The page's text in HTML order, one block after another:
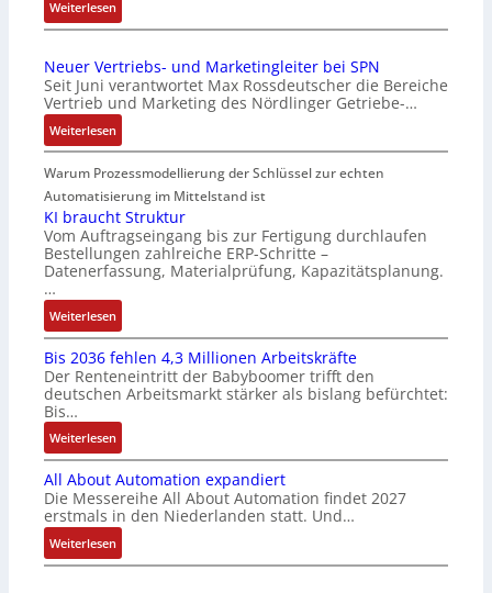
o
n
o
n
A
G
u
n
d
R
o
o
t
i
k
o
r
n
t
e
g
r
a
t
i
o
n
i
n
F
a
n
c
C
C
-
S
y
r
a
s
e
i
n
g
a
n
g
i
m
M
a
s
c
h
i
n
e
n
-
u
n
d
A
n
Weiterlesen:
M
r
k
t
s
t
a
r
t
f
ü
r
m
u
l
t
i
v
a
r
i
a
b
l
e
S
Neuer Vertriebs- und Marketingleiter bei SPN
Seit Juni verantwortet Max Rossdeutscher die Bereiche
Vertrieb und Marketing des Nördlinger Getriebe-…
Weiterlesen:
N
e
u
e
r
V
e
t
r
i
e
b
s
-
u
n
d
M
a
r
Warum Prozessmodellierung der Schlüssel zur echten
Automatisierung im Mittelstand ist
KI braucht Struktur
Vom Auftragseingang bis zur Fertigung durchlaufen
Bestellungen zahlreiche ERP-Schritte –
Datenerfassung, Materialprüfung, Kapazitätsplanung.
…
Weiterlesen:
K
I
b
r
a
u
c
h
t
S
t
r
Bis 2036 fehlen 4,3 Millionen Arbeitskräfte
Der Renteneintritt der Babyboomer trifft den
deutschen Arbeitsmarkt stärker als bislang befürchtet:
Bis…
Weiterlesen:
B
i
s
2
0
3
All About Automation expandiert
Die Messereihe All About Automation findet 2027
erstmals in den Niederlanden statt. Und…
Weiterlesen:
A